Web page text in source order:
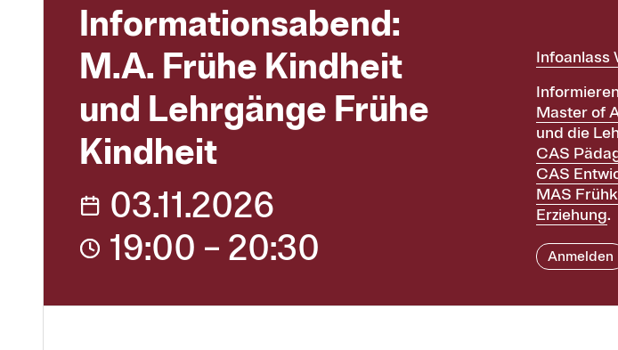
Informations­abend:
M.A. Frühe Kindheit
und Lehr­gänge Frühe
Kindheit
03.11.2026
19:00 – 20:30
Infoanlass
Master of
und die
CAS
CAS
MAS
Erziehung.
Anmelden